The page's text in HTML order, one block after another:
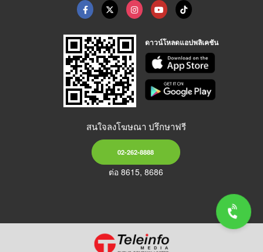
ดาวน์โหลดแอปพลิเคชัน
สนใจลงโฆษณา ปรึกษาฟรี
02-262-8888
ต่อ 8615, 8686